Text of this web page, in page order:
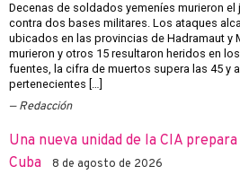
Decenas de soldados yemeníes murieron
contra dos bases militares. Los ataques
ubicados en las provincias de Hadramaut y
murieron y otros 15 resultaron heridos en
fuentes, la cifra de muertos supera las 45 y
pertenecientes […]
Redacción
Una nueva unidad de la CIA
Cuba
8 de agosto de 2026